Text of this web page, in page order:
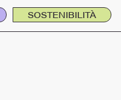
SOSTENIBILITÀ